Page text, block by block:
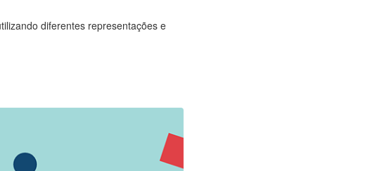
diferentes representações e